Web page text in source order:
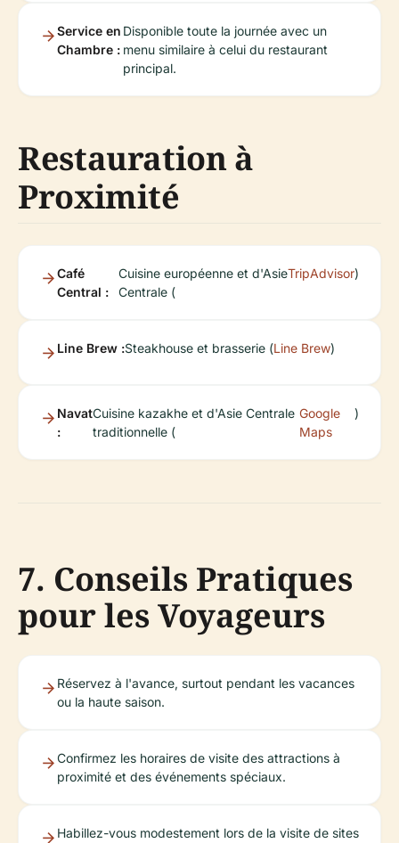
Service en
Chambre :
Disponible toute la journée avec un
menu similaire à celui du restaurant
principal.
Restauration à
Proximité
Café
Central :
Cuisine européenne et d'Asie
Centrale (
TripAdvisor)
Line Brew :Steakhouse et brasserie (Line Brew)
Navat
:
Cuisine kazakhe et d'Asie Centrale
traditionnelle (
Google
Maps
)
7. Conseils Pratiques
pour les Voyageurs
Réservez à l'avance, surtout pendant les vacances
ou la haute saison.
Confirmez les horaires de visite des attractions à
proximité et des événements spéciaux.
Habillez-vous modestement lors de la visite de sites